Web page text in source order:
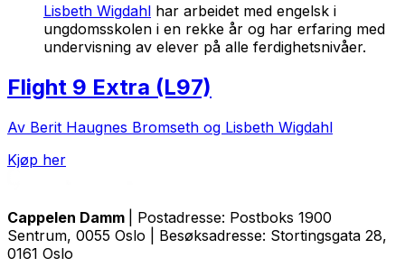
Lisbeth Wigdahl har arbeidet med engelsk i
ungdomsskolen i en rekke år og har erfaring med
undervisning av elever på alle ferdighetsnivåer.
Flight 9 Extra (L97)
Av Berit Haugnes Bromseth og Lisbeth Wigdahl
Kjøp her
Cappelen Damm
| Postadresse: Postboks 1900
Sentrum, 0055 Oslo | Besøksadresse: Stortingsgata 28,
0161 Oslo